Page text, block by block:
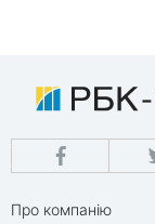
Про компанію